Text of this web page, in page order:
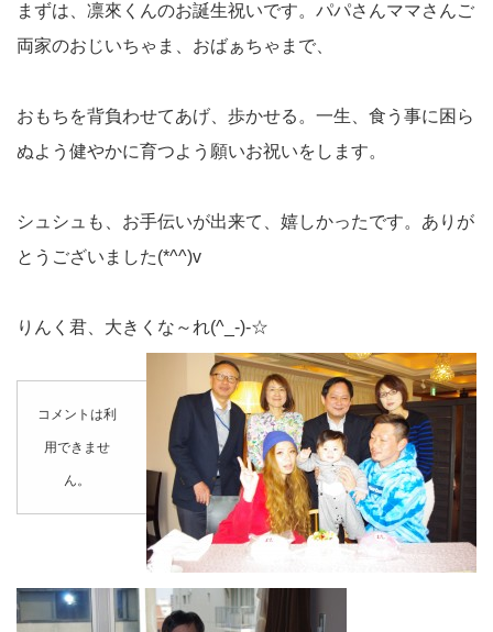
まずは、凛來くんのお誕生祝いです。パパさんママさんご
両家のおじいちゃま、おばぁちゃまで、
おもちを背負わせてあげ、歩かせる。一生、食う事に困ら
ぬよう健やかに育つよう願いお祝いをします。
シュシュも、お手伝いが出来て、嬉しかったです。ありが
とうございました(*^^)v
りんく君、大きくな～れ(^_-)-☆
コメントは利
用できませ
ん。